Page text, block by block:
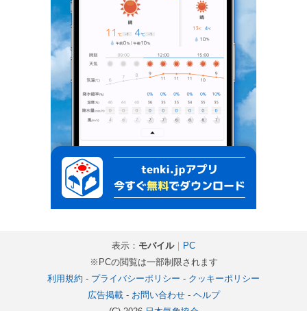
表示： モバイル｜
PC
※PCの閲覧は一部制限されます
利用規約 - プライバシーポリシー - クッキーポリシー
広告掲載- お問い合わせ- ヘルプ